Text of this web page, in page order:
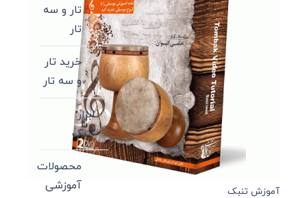
آموزش تنبک
تار و سه
تار
خرید تار
و سه تار
ابزار
تنبک
محصولات
آموزشی